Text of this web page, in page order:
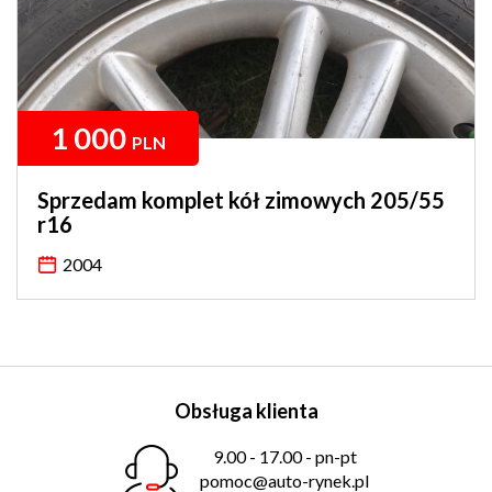
1 000 PLN
Sprzedam komplet kół zimowych 205/55
r16
2004
Obsługa klienta
9.00 - 17.00 - pn-pt
pomoc@auto-rynek.pl